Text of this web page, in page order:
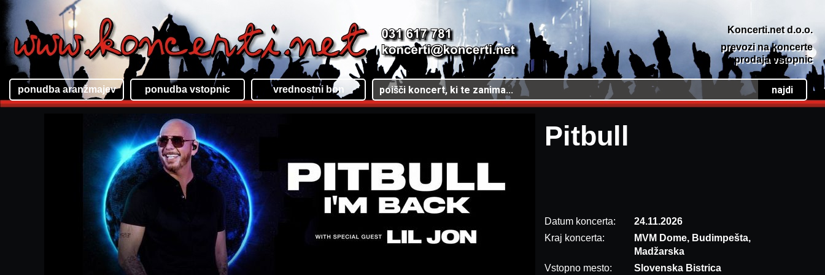
ponudba aranžmajev ponudba vstopnic vrednostni bon
Koncerti.net d.o.o.
prevozi na koncerte
prodaja vstopnic
Pitbull
Datum koncerta:
24.11.2026
Kraj koncerta:
MVM Dome, Budimpešta,
Madžarska
Vstopno mesto:
Slovenska Bistrica